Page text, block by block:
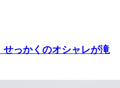
っかくのオシャレが滝